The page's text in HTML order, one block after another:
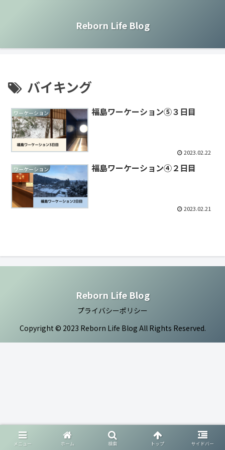
Reborn Life Blog
バイキング
ワーケーション 福島ワーケーション⑤３日目
2023.02.22
ワーケーション 福島ワーケーション④２日目
2023.02.21
Reborn Life Blog
プライバシーポリシー
Copyright © 2023 Reborn Life Blog All Rights Reserved.
メニュー ホーム 検索 トップ サイドバー